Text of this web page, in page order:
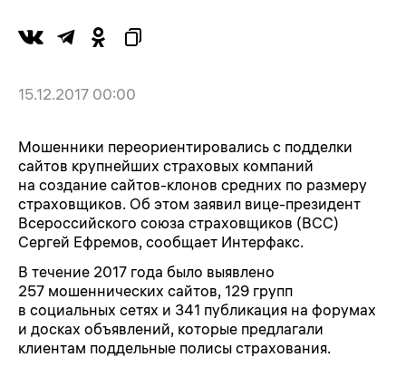
15.12.2017 00:00
Мошенники переориентировались с подделки
сайтов крупнейших страховых компаний
на создание сайтов-клонов средних по размеру
страховщиков. Об этом заявил вице-президент
Всероссийского союза страховщиков (ВСС)
Сергей Ефремов, сообщает Интерфакс.
В течение 2017 года было выявлено
257 мошеннических сайтов, 129 групп
в социальных сетях и 341 публикация на форумах
и досках объявлений, которые предлагали
клиентам поддельные полисы страхования.